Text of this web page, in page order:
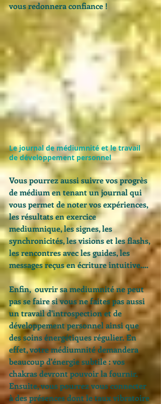
vous redonnera confiance !
Le journal de médiumnité et le travail
de développement personnel
Vous pourrez aussi suivre vos progrès
de médium en tenant un journal qui
vous permet de noter vos expériences,
les résultats en exercice
mediumnique, les signes, les
synchronicités, les visions et les flashs,
les rencontres avec les guides, les
messages reçus en écriture intuitive....
Enfin,  ouvrir sa mediumnité ne peut
pas se faire si vous ne faites pas aussi
un travail d'introspection et de
développement personnel ainsi que
des soins énergétiques régulier. En
effet, votre médiumnité demandera
beaucoup d'énergie subtile : vos
chakras devront pouvoir la fournir.
Ensuite, vous pourrez vous connecter
à des présences dont le taux vibratoire